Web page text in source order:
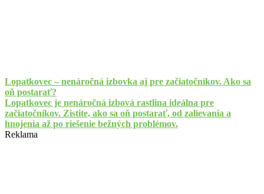
Lopatkovec – nenáročná izbovka aj pre začiatočníkov. Ako sa
oň postarať?
Lopatkovec je nenáročná izbová rastlina ideálna pre
začiatočníkov. Zistite, ako sa oň postarať, od zalievania a
hnojenia až po riešenie bežných problémov.
Reklama